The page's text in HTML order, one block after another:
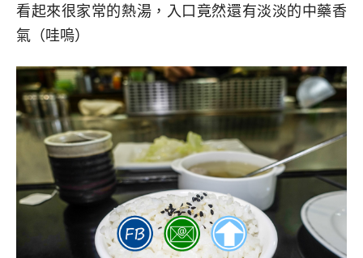
看起來很家常的熱湯，入口竟然還有淡淡的中藥香
氣（哇嗚）